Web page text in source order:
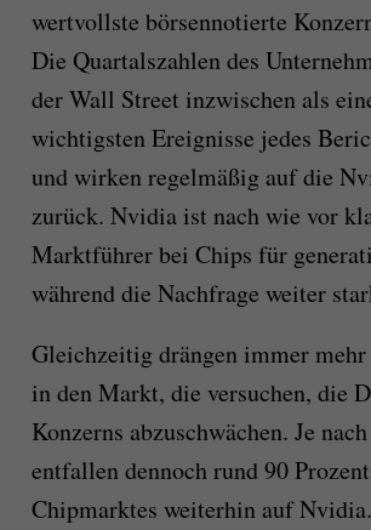
wertvollste börsennotierte
Die Quartalszahlen des
der Wall Street inzwischen als
wichtigsten Ereignisse jedes
und wirken regelmäßig auf die
zurück. Nvidia ist nach wie vor
Marktführer bei Chips für
während die Nachfrage weiter
Gleichzeitig drängen immer mehr
in den Markt, die versuchen, die
Konzerns abzuschwächen. Je
entfallen dennoch rund 90
Chipmarktes weiterhin auf